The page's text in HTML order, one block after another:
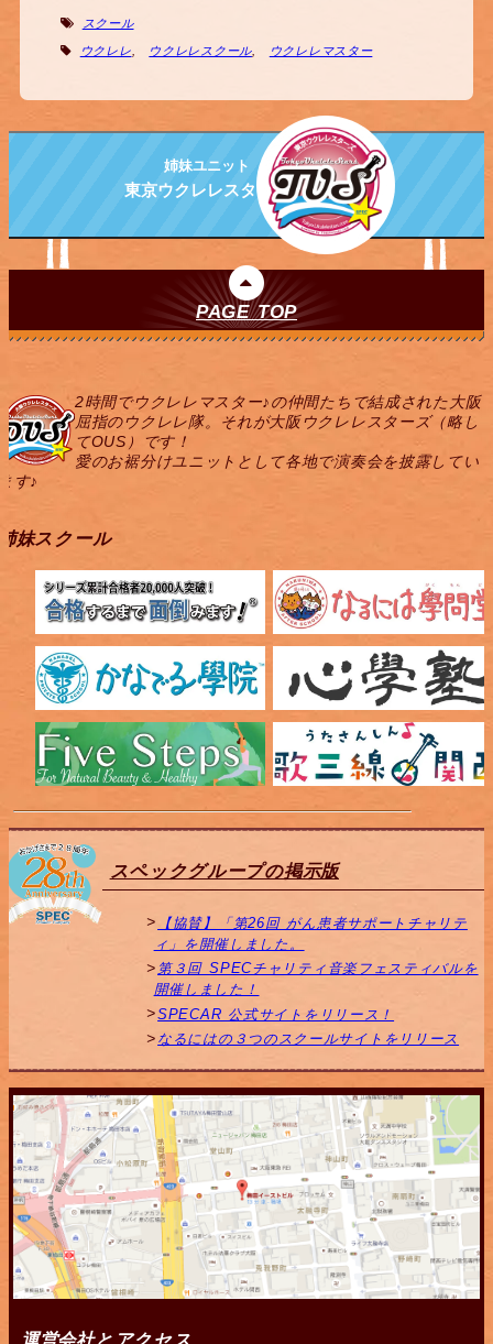
スクール
ウクレレ ウクレレスクール, ウクレレマスター
姉妹ユニット
東京ウクレレスターズ
PAGE TOP
2時間でウクレレマスター♪の仲間たちで結成された大阪
屈指のウクレレ隊。それが大阪ウクレレスターズ（略し
てOUS）です！
愛のお裾分けユニットとして各地で演奏会を披露してい
す♪
妹スクール
スペックグループの掲示版
【協賛】「第26回 がん患者サポートチャリテ
ィ」を開催しました。
第３回 SPECチャリティ音楽フェスティバルを
開催しました！
SPECAR 公式サイトをリリース！
なるにはの３つのスクールサイトをリリース
運営会社とアクセス